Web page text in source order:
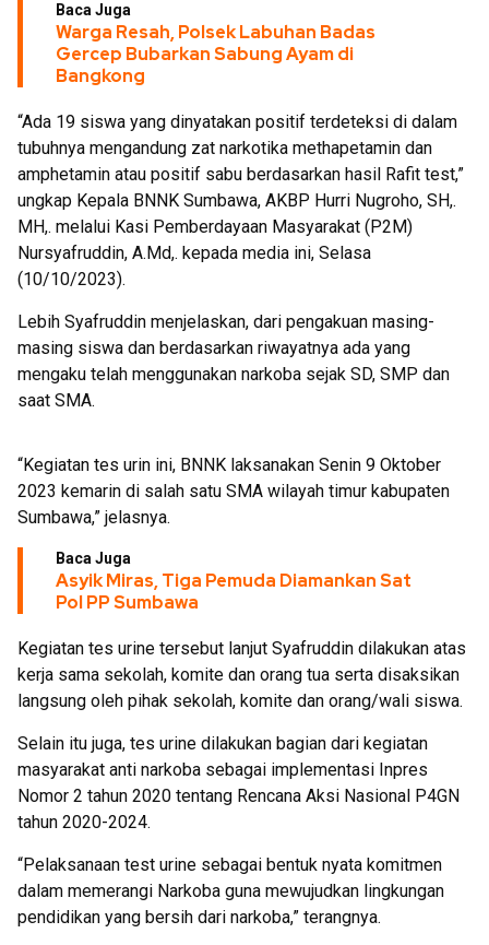
Baca Juga
Warga Resah, Polsek Labuhan Badas
Gercep Bubarkan Sabung Ayam di
Bangkong
“Ada 19 siswa yang dinyatakan positif terdeteksi di dalam
tubuhnya mengandung zat narkotika methapetamin dan
amphetamin atau positif sabu berdasarkan hasil Rafit test,”
ungkap Kepala BNNK Sumbawa, AKBP Hurri Nugroho, SH,.
MH,. melalui Kasi Pemberdayaan Masyarakat (P2M)
Nursyafruddin, A.Md,. kepada media ini, Selasa
(10/10/2023).
Lebih Syafruddin menjelaskan, dari pengakuan masing-
masing siswa dan berdasarkan riwayatnya ada yang
mengaku telah menggunakan narkoba sejak SD, SMP dan
saat SMA.
“Kegiatan tes urin ini, BNNK laksanakan Senin 9 Oktober
2023 kemarin di salah satu SMA wilayah timur kabupaten
Sumbawa,” jelasnya.
Baca Juga
Asyik Miras, Tiga Pemuda Diamankan Sat
Pol PP Sumbawa
Kegiatan tes urine tersebut lanjut Syafruddin dilakukan atas
kerja sama sekolah, komite dan orang tua serta disaksikan
langsung oleh pihak sekolah, komite dan orang/wali siswa.
Selain itu juga, tes urine dilakukan bagian dari kegiatan
masyarakat anti narkoba sebagai implementasi Inpres
Nomor 2 tahun 2020 tentang Rencana Aksi Nasional P4GN
tahun 2020-2024.
“Pelaksanaan test urine sebagai bentuk nyata komitmen
dalam memerangi Narkoba guna mewujudkan lingkungan
pendidikan yang bersih dari narkoba,” terangnya.